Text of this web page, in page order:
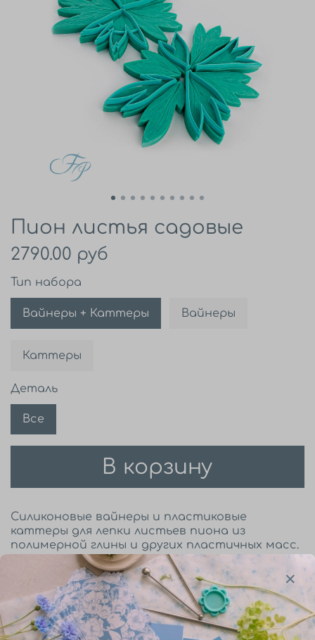
Пион листья садовые
2790.00 руб
В корзину
Тип набора
Вайнеры + Каттеры Вайнеры
Каттеры
Деталь
Все
Силиконовые вайнеры и пластиковые
каттеры для лепки листьев пиона из
полимерной глины и других пластичных масс.
Описание